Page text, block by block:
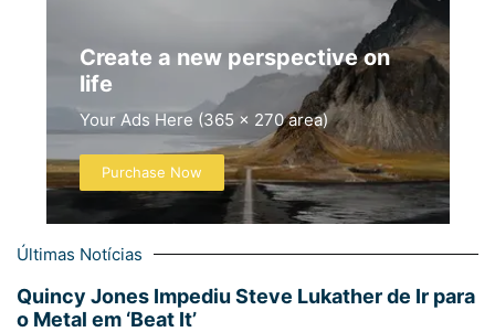
Create a new perspective on
life
Your Ads Here (365 x 270 area)
Purchase Now
Últimas Notícias
Quincy Jones Impediu Steve Lukather de Ir para
o Metal em ‘Beat It’